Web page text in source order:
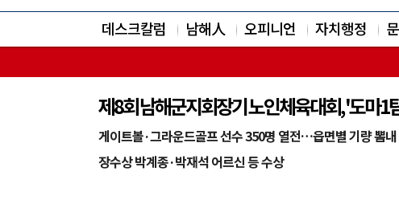
데스크칼럼 남해人 오피니언 자치행정
제8회 남해군지회장기 노인체육대회, '도마1
게이트볼·그라운드골프 선수 350명 열전…읍면별 기량 뽐내
장수상 박계종·박재석 어르신 등 수상